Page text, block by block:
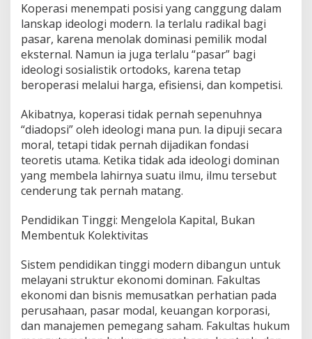
Koperasi menempati posisi yang canggung dalam
lanskap ideologi modern. Ia terlalu radikal bagi
pasar, karena menolak dominasi pemilik modal
eksternal. Namun ia juga terlalu “pasar” bagi
ideologi sosialistik ortodoks, karena tetap
beroperasi melalui harga, efisiensi, dan kompetisi.
Akibatnya, koperasi tidak pernah sepenuhnya
“diadopsi” oleh ideologi mana pun. Ia dipuji secara
moral, tetapi tidak pernah dijadikan fondasi
teoretis utama. Ketika tidak ada ideologi dominan
yang membela lahirnya suatu ilmu, ilmu tersebut
cenderung tak pernah matang.
Pendidikan Tinggi: Mengelola Kapital, Bukan
Membentuk Kolektivitas
Sistem pendidikan tinggi modern dibangun untuk
melayani struktur ekonomi dominan. Fakultas
ekonomi dan bisnis memusatkan perhatian pada
perusahaan, pasar modal, keuangan korporasi,
dan manajemen pemegang saham. Fakultas hukum